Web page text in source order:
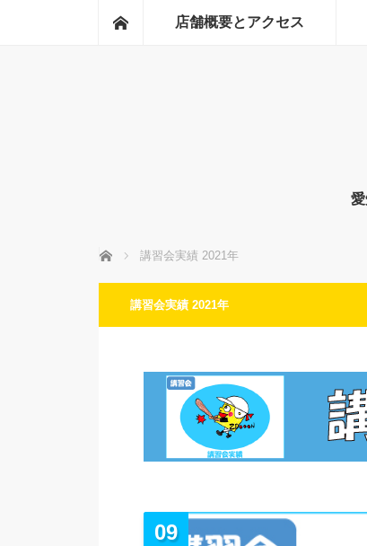
ホーム店舗概要とアクセス
ホーム 講習会実績 2021年
講習会実績 2021年
09